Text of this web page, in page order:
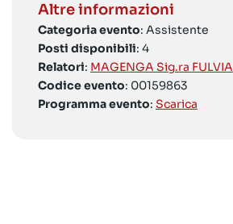
Altre informazioni
Categoria evento: Assistente
Posti disponibili: 4
Relatori: MAGENGA Sig.ra FULVIA
Codice evento: 00159863
Programma evento: Scarica